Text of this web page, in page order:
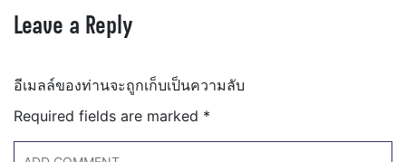
Leave a Reply
อีเมลล์ของท่านจะถูกเก็บเป็นความลับ
Required fields are marked *